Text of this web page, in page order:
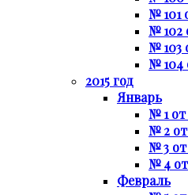
№ 101
№ 102
№ 103
№ 104
2015 год
Январь
№ 1 от
№ 2 от
№ 3 от
№ 4 от
Февраль